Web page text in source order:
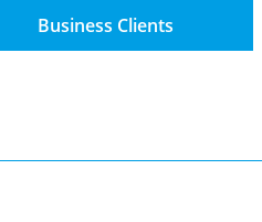
Business Clients